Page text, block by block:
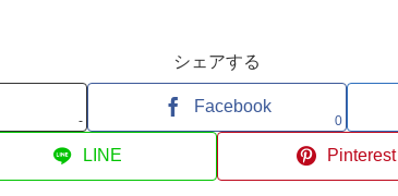
シェアする
-
Facebook
0
LINE Pinterest